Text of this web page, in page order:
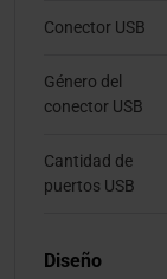
Conector USB
Género del
conector USB
Cantidad de
puertos USB
Diseño